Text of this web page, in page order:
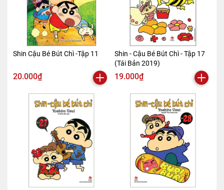
Shin Cậu Bé Bút Chì -Tập 11
20.000₫
Shin - Cậu Bé Bút Chì - Tập 17
(Tái Bản 2019)
19.000₫